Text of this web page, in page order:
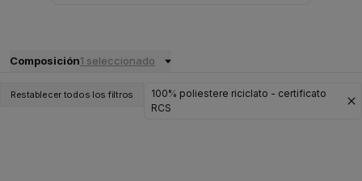
Composición1 seleccionado
Restablecer todos los filtros
100% poliestere riciclato - certificato
RCS